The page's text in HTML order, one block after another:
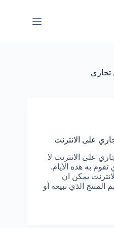
تجاري
على الانترنت
على الانترنت لا
به هذه الأيام.
يمكن ان
المنتج الذي تبيعه أو